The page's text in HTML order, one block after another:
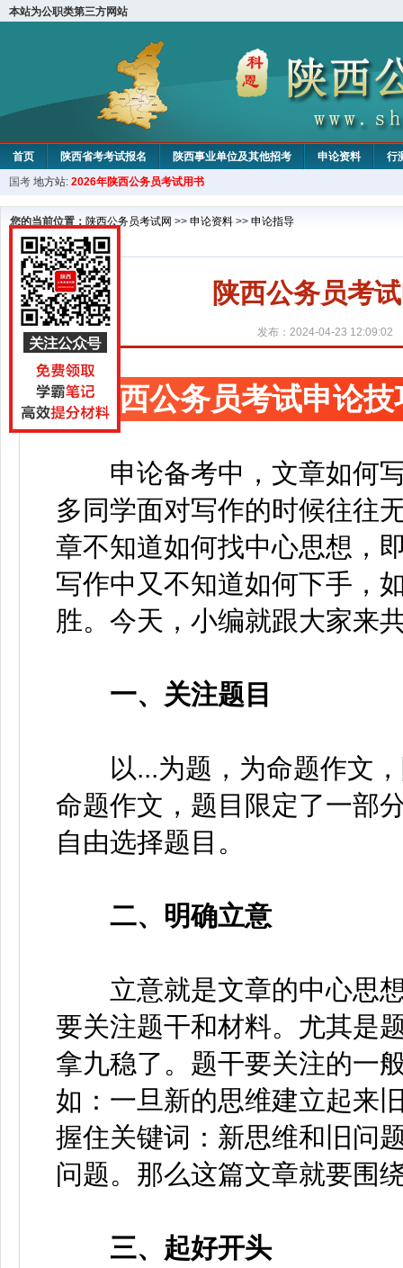
本站为公职类第三方网站
首页 陕西省考考试报名 陕西事业单位及其他招考 申论资料
行
国考 地方站: 2026年陕西公务员考试用书
您的当前位置： 陕西公务员考试网 >> 申论资料 >> 申论指导
陕西公务员考
发布：2024-04-23 12:09:02
陕西公务员考试申论
申论备考中，文章如何写
多同学面对写作的时候往往
章不知道如何找中心思想，
写作中又不知道如何下手，
胜。今天，小编就跟大家来
一、关注题目
以...为题，为命题作文，
命题作文，题目限定了一部
自由选择题目。
二、明确立意
立意就是文章的中心思想
要关注题干和材料。尤其是
拿九稳了。题干要关注的一
如：一旦新的思维建立起来
握住关键词：新思维和旧问
问题。那么这篇文章就要围
三、起好开头